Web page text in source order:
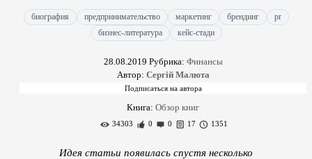
биография предпринимательство маркетинг брендинг
pr
бизнес-литература
кейс-стади
28.08.2019 Рубрика: Финансы
Автор: Сергій Малюта
Книга: Обзор книг
34303 0 0 17 1351
Идея статьи появилась спустя несколько